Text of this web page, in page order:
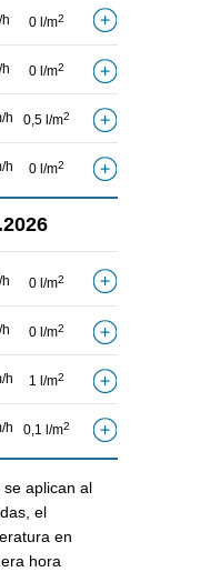
0 l/m2
0 l/m2
h 0,5 l/m2
h 0 l/m2
0 l/m2
0 l/m2
h 1 l/m2
h 0,1 l/m2
aplican al
el
en
hora